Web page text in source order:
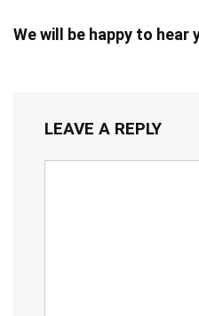
We will be happy to hear
LEAVE A REPLY